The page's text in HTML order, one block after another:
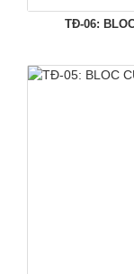
TĐ-06: